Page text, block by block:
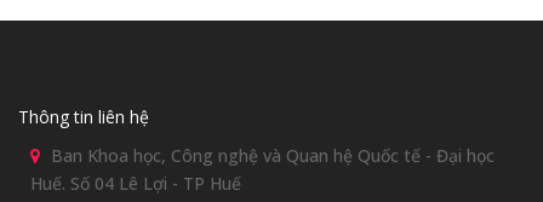
Thông tin liên hệ
Ban Khoa học, Công nghệ và Quan hệ Quốc tế - Đại học
Huế. Số 04 Lê Lợi - TP Huế